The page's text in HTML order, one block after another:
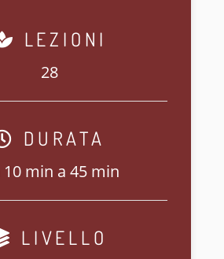
LEZIONI
28
DURATA
10 min a 45 min
LIVELLO